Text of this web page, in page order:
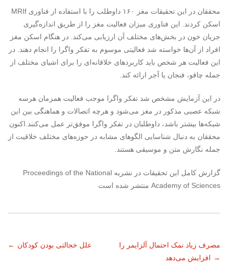
محققان در این تحقیقات مغز ۱۶۰ داوطلب را با استفاده از فناوری MRI‌f
اسکن کردند. این فناوری میزان فعالیت مغز را از طریق اندازه‌گیری
جریان خون در بخش‌های مختلف آن ارزیابی می‌کند. در هنگام اسکن مغز
افراد از آن‌ها خواسته شد فعالیتی موسوم به تفکر واگرا را انجام دهند. در
این فعالیت هر شخص باید کاربردهای خلاقانه‌ای را برای اشیای مختلف از
جمله چاقو، فنجان یا آجر ارائه کند.
در این آزمایش مشخص شد تفکر واگرا موجب فعالیت همزمان هرسه
شبکه عصبی مذکور در مغز می‌شود و هرچه اتصالات و هماهنگی بین این
شبکه‌ها بیشتر باشد، داوطلبان در تفکر واگرا موفق‌تر عمل می‌کنند.اکنون
محققان به دنبال شناسایی الگوهای مشابه در حوزه‌های مختلف خلاقیت از
جمله نگارش متن و موسیقی هستند.
گزارش کامل این تحقیقات در نشریه Proceedings of the National
Academy of Sciences منتشر شده است
ناوبری
نوشته
← علل خجالتی بودن کودکان
مصرف زیاد نمک احتمال آلزایمر را
افزایش می‌دهد →